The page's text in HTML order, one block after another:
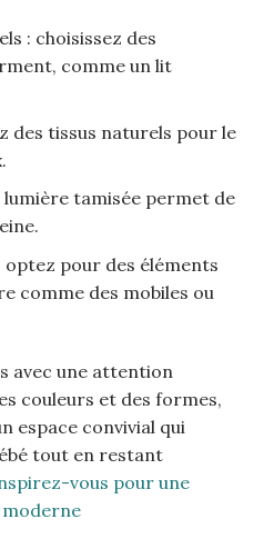
: choisissez des
comme un lit
des tissus naturels pour le
lumière tamisée permet de
pour des éléments
comme des mobiles ou
avec une attention
couleurs et des formes,
espace convivial qui
tout en restant
vous pour une
moderne